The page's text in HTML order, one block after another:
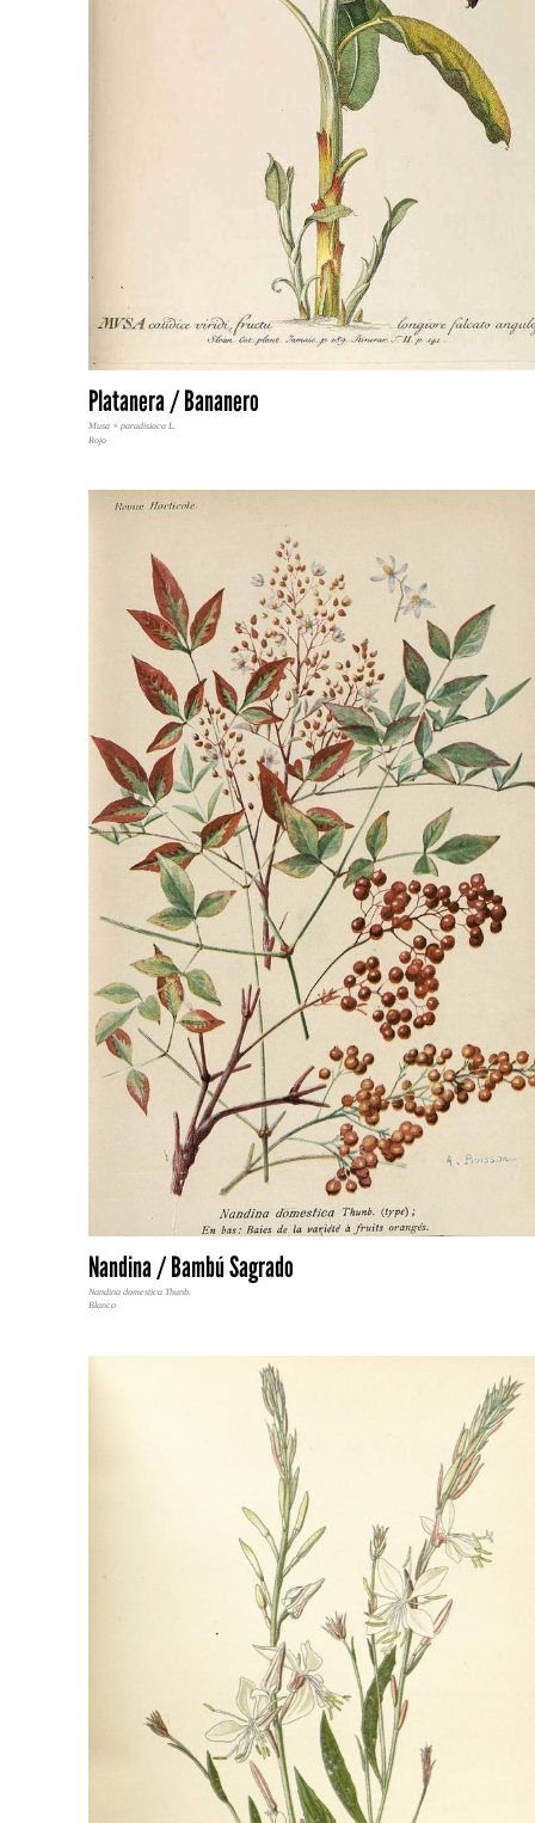
Platanera / Bananero
Musa × paradisiaca L.
Rojo
Nandina / Bambú Sagrado
Nandina domestica Thunb.
Blanco